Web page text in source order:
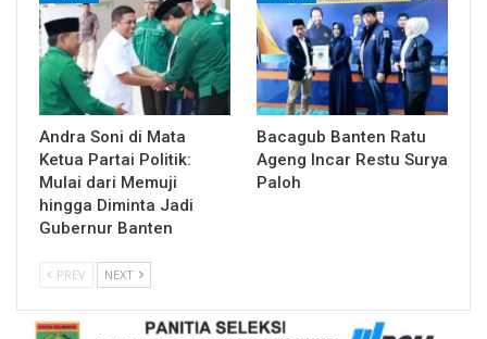
Andra Soni di Mata
Ketua Partai Politik:
Mulai dari Memuji
hingga Diminta Jadi
Gubernur Banten
Bacagub Banten Ratu
Ageng Incar Restu Surya
Paloh
PREV NEXT